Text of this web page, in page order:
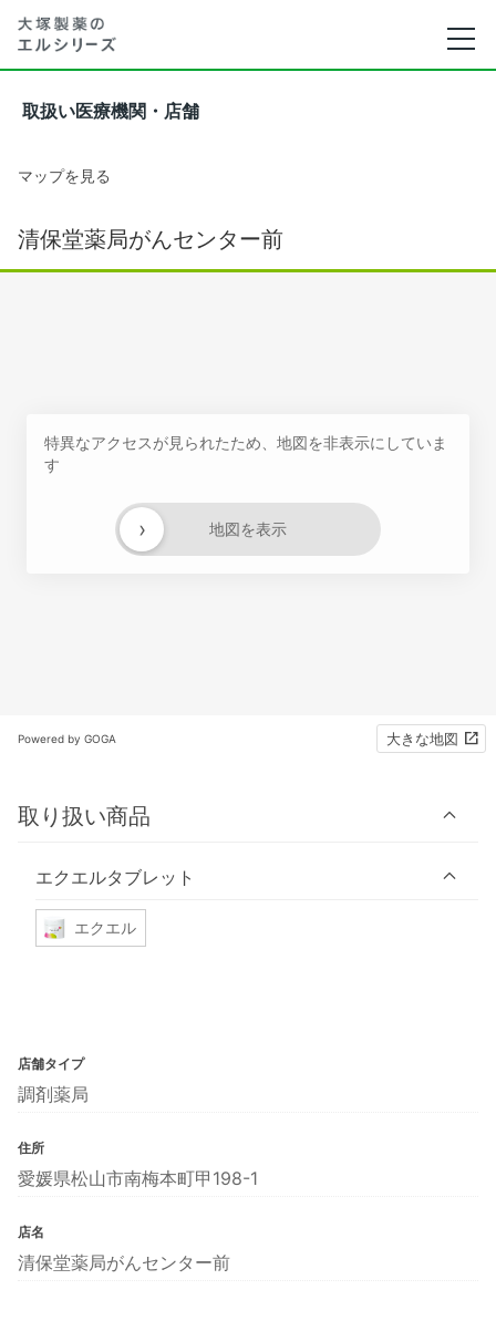
取扱い医療機関・店舗
マップを見る
清保堂薬局がんセンター前
特異なアクセスが見られたため、地図を非表示にしていま
す
地図を表示
›
Powered by GOGA 大きな地図
取り扱い商品
エクエルタブレット
エクエル
店舗タイプ
調剤薬局
住所
愛媛県松山市南梅本町甲198-1
店名
清保堂薬局がんセンター前